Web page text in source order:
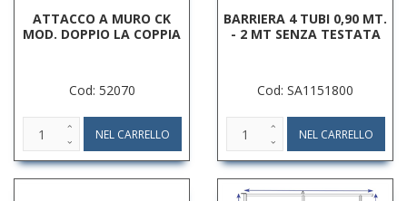
ATTACCO A MURO CK
MOD. DOPPIO LA COPPIA
Cod: 52070
BARRIERA 4 TUBI 0,90 MT.
- 2 MT SENZA TESTATA
Cod: SA1151800